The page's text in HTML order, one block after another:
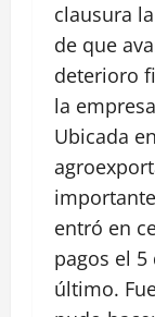
clausura
de que
deterioro
la
Ubicada
entró en
pagos el
último.